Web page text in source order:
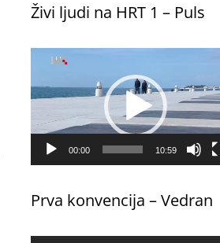
Živi ljudi na HRT 1 – Puls
Reproduktor
videozapisa
00:00 10:59
Prva konvencija – Vedran